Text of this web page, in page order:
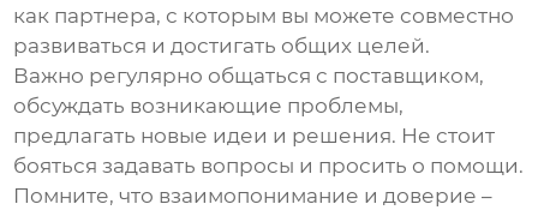
как партнера, с которым вы можете совместно
развиваться и достигать общих целей.
Важно регулярно общаться с поставщиком,
обсуждать возникающие проблемы,
предлагать новые идеи и решения. Не стоит
бояться задавать вопросы и просить о помощи.
Помните, что взаимопонимание и доверие –